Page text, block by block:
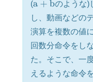
(a + bのような)
し、動画などの
演算を複数の値
回数分命令をし
た。そこで、一
えるような命令